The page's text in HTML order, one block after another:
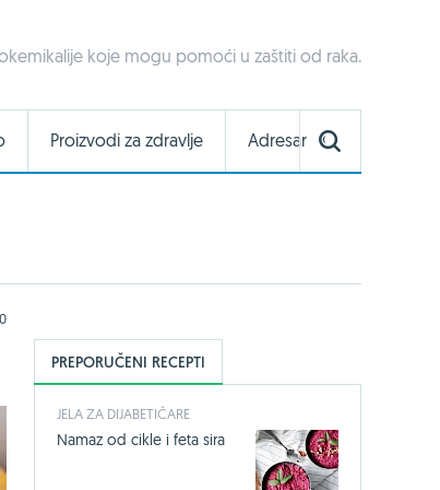
koje mogu pomoći u zaštiti od raka.
Proizvodi za zdravlje Adresar
PREPORUČENI RECEPTI
JELA ZA DIJABETIČARE
Namaz od cikle i feta sira